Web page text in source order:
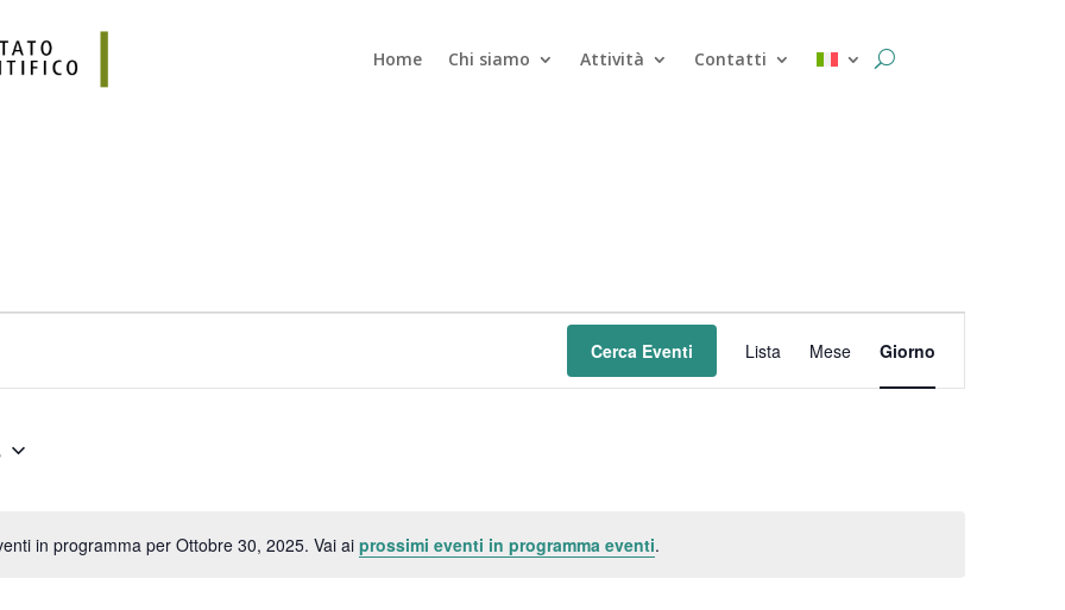
Home Chi siamo Attività Contatti
Notice
in programma per Ottobre 30, 2025. Vai ai prossimi eventi in programma eventi.
Cerca Eventi
Evento
Viste
Navigazione
Lista Mese Giorno